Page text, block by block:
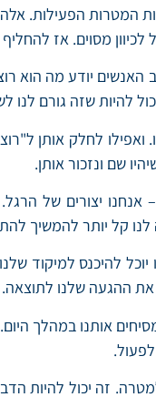
מסוים. אז להחליף
האנשים יודע מה הוא
להיות שזה גורם לנו
שם ונזכור אותן.
– אנחנו יצורים של
לנו קל יותר להמשיך
את ההגעה שלנו לתוצאה.
אותנו במהלך